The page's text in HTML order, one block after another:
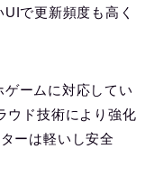
で更新頻度も高く
ームに対応してい
ウド技術により強化
ーは軽いし安全